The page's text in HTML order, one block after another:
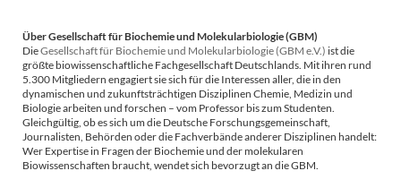
Über Gesellschaft für Biochemie und Molekularbiologie (GBM)
DieGesellschaft für Biochemie und Molekularbiologie (GBM e.V.) ist die
größte biowissenschaftliche Fachgesellschaft Deutschlands. Mit ihren rund
5.300 Mitgliedern engagiert sie sich für die Interessen aller, die in den
dynamischen und zukunftsträchtigen Disziplinen Chemie, Medizin und
Biologie arbeiten und forschen – vom Professor bis zum Studenten.
Gleichgültig, ob es sich um die Deutsche Forschungsgemeinschaft,
Journalisten, Behörden oder die Fachverbände anderer Disziplinen handelt:
Wer Expertise in Fragen der Biochemie und der molekularen
Biowissenschaften braucht, wendet sich bevorzugt an die GBM.